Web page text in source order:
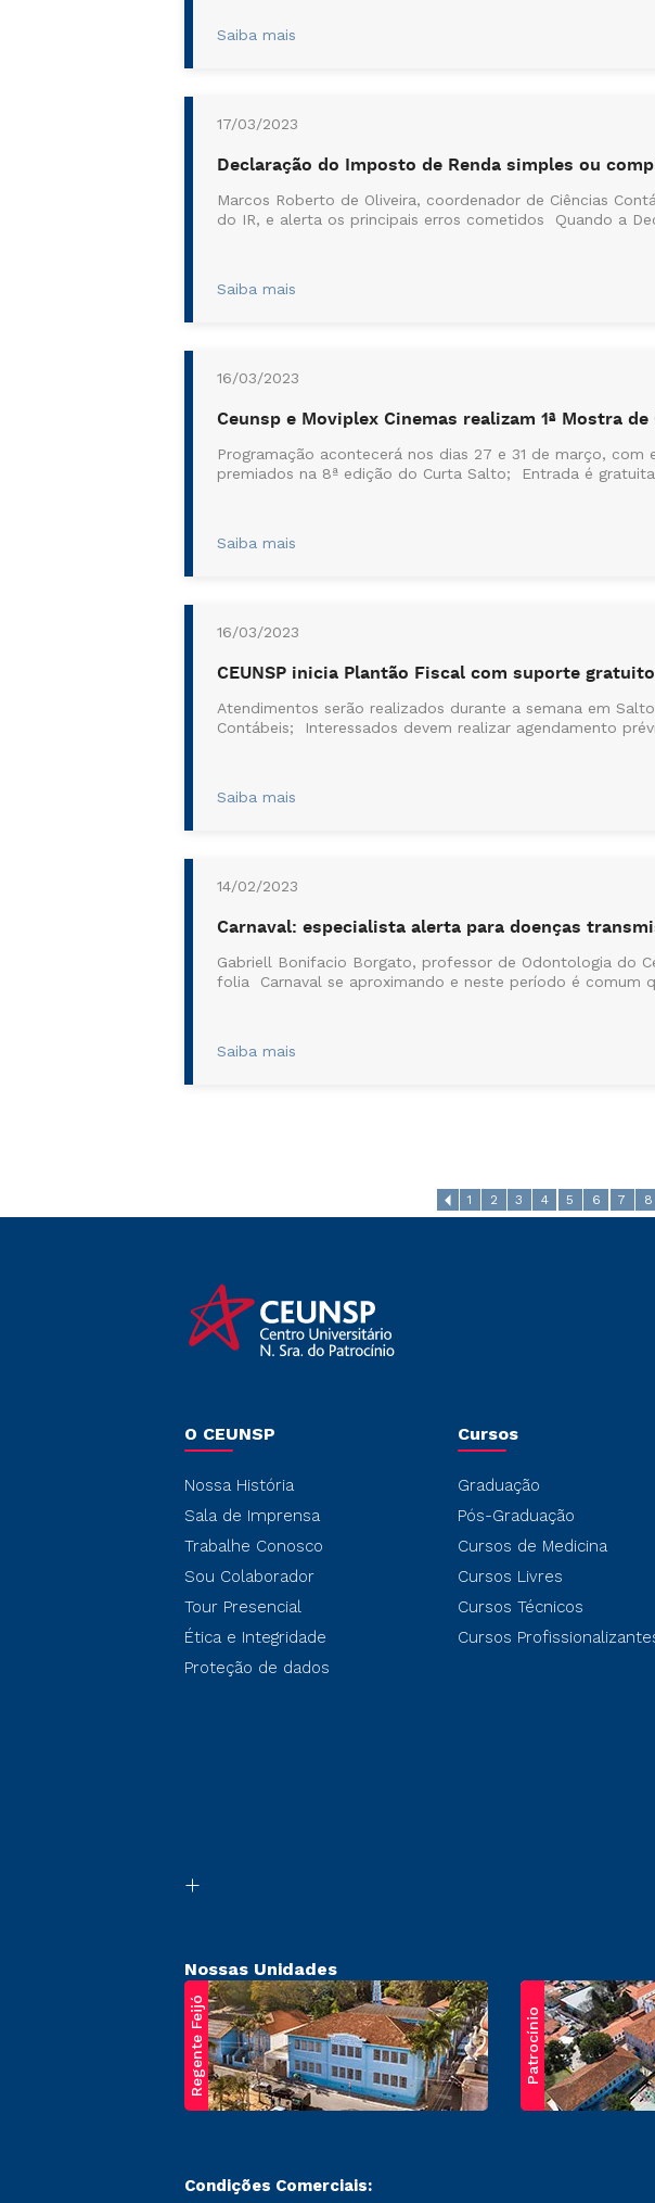
Saiba mais
17/03/2023
Declaração do Imposto de Renda simples ou
Marcos Roberto de Oliveira, coordenador de Ciências
do IR, e alerta os principais erros cometidos Quando a
Saiba mais
16/03/2023
Ceunsp e Moviplex Cinemas realizam 1ª Mostra
Programação acontecerá nos dias 27 e 31 de março,
premiados na 8ª edição do Curta Salto; Entrada é
Saiba mais
16/03/2023
CEUNSP inicia Plantão Fiscal com suporte
Atendimentos serão realizados durante a semana em
Contábeis; Interessados devem realizar agendamento
Saiba mais
14/02/2023
Carnaval: especialista alerta para doenças
Gabriell Bonifacio Borgato, professor de Odontologia do
folia Carnaval se aproximando e neste período é comum
Saiba mais
1 2 3 4 5 6 7 8
O CEUNSP
Nossa História
Sala de Imprensa
Trabalhe Conosco
Sou Colaborador
Tour Presencial
Ética e Integridade
Proteção de dados
Cursos
Graduação
Pós-Graduação
Cursos de Medicina
Cursos Livres
Cursos Técnicos
Cursos
Nossas Unidades
Regente Feijó Patrocínio
Condições Comerciais: